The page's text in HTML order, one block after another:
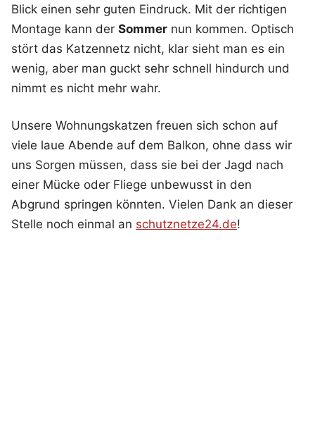
Blick einen sehr guten Eindruck. Mit der richtigen
Montage kann der Sommer nun kommen. Optisch
stört das Katzennetz nicht, klar sieht man es ein
wenig, aber man guckt sehr schnell hindurch und
nimmt es nicht mehr wahr.
Unsere Wohnungskatzen freuen sich schon auf
viele laue Abende auf dem Balkon, ohne dass wir
uns Sorgen müssen, dass sie bei der Jagd nach
einer Mücke oder Fliege unbewusst in den
Abgrund springen könnten. Vielen Dank an dieser
Stelle noch einmal an schutznetze24.de!